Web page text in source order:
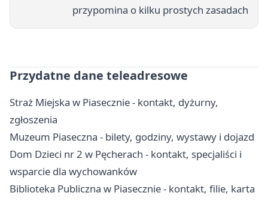
przypomina o kilku prostych zasadach
Przydatne dane teleadresowe
Straż Miejska w Piasecznie - kontakt, dyżurny,
zgłoszenia
Muzeum Piaseczna - bilety, godziny, wystawy i dojazd
Dom Dzieci nr 2 w Pęcherach - kontakt, specjaliści i
wsparcie dla wychowanków
Biblioteka Publiczna w Piasecznie - kontakt, filie, karta